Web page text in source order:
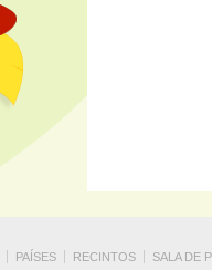
PAÍSES RECINTOS SALA DE